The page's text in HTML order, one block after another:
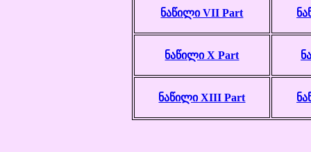
ნაწილი VII Part
ნაწილი X Part
ნაწილი XIII Part